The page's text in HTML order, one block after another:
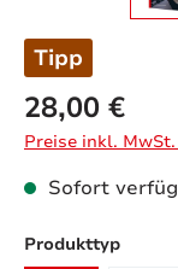
Tipp
28,00 €
Preise inkl.
Sofort
Produkttyp